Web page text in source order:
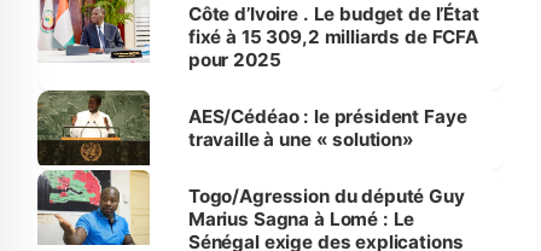
Côte d’Ivoire . Le budget de l’État
fixé à 15 309,2 milliards de FCFA
pour 2025
AES/Cédéao : le président Faye
travaille à une « solution»
Togo/Agression du député Guy
Marius Sagna à Lomé : Le
Sénégal exige des explications